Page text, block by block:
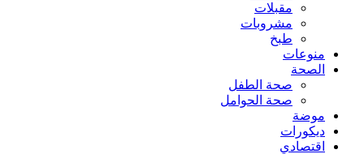
مقبلات
مشروبات
طبخ
منوعات
الصحة
صحة الطفل
صحة الحوامل
موضة
ديكورات
اقتصادي